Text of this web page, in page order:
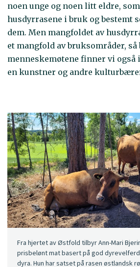
noen unge og noen litt eldre,
husdyrrasene i bruk og bestemt
dem. Men mangfoldet av
et mangfold av bruksområder, så
menneskemøtene finner vi
en kunstner og andre
Fra hjertet av Østfold tilbyr Ann-Mari
prisbelønt mat basert på god
dyra. Hun har satset på rasen østlandsk